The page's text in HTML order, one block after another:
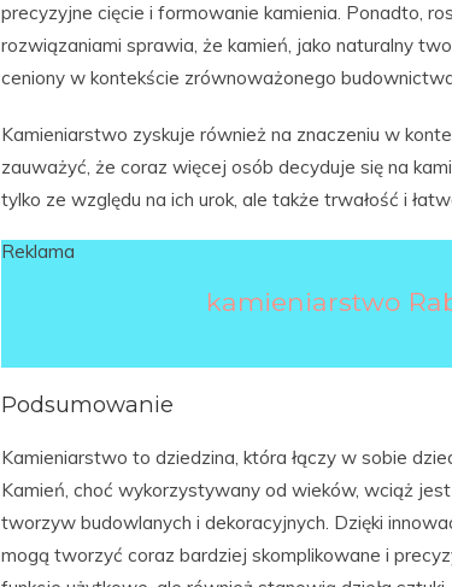
precyzyjne cięcie i formowanie kamienia. Ponadto,
rozwiązaniami sprawia, że kamień, jako naturalny
ceniony w kontekście zrównoważonego
Kamieniarstwo zyskuje również na znaczeniu w
zauważyć, że coraz więcej osób decyduje się na
tylko ze względu na ich urok, ale także trwałość i
Reklama
kamieniarstwo
Podsumowanie
Kamieniarstwo to dziedzina, która łączy w sobie
Kamień, choć wykorzystywany od wieków, wciąż
tworzyw budowlanych i dekoracyjnych. Dzięki
mogą tworzyć coraz bardziej skomplikowane i